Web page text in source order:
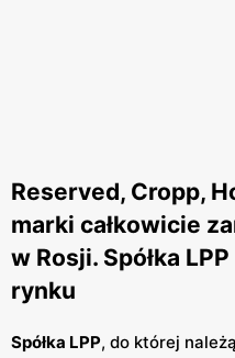
Reserved, Cropp,
marki całkowicie
w Rosji. Spółka
rynku
Spółka LPP, do której